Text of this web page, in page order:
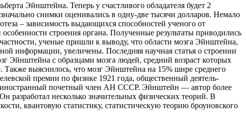
Эйнштейна. Теперь у счастливого обладателя будет 2
снимки оценивались в одну-две тысячи долларов. Немало
– зависимость выдающихся способностей ученого от
строения органа. Полученные результаты приводились
ученые пришли к выводу, что области мозга Эйнштейна,
информации, увеличены. Последняя научная статья о строении
Эйнштейна с образцами мозга людей, средний возраст которых
выяснилось, что мозг Эйнштейна на 15% шире среднего
премии по физике 1921 года, общественный деятель-
иностранный почетный член АН СССР. Эйнштейн — автор более
разработал несколько значительных физических теорий. В
квантовую статистику, статистическую теорию броуновского